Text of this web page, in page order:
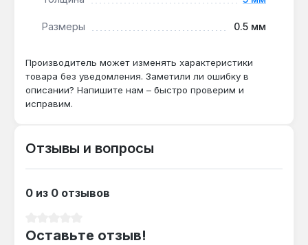
без стяжки?
Да — толщина мата 5 мм и рабочая
монтировать его непосредственно под
ламинат с использованием подложки, без
увеличения высоты пола более чем на 10 мм.
напряжения допустим для работы?
1800 Вт сохраняется в пределах 5 %, что не
Размеры 0.5 мм
Производитель может изменять характеристики
товара без уведомления. Заметили ли ошибку в
описании? Напишите нам – быстро проверим и
исправим.
Отзывы и вопросы
0 из 0 отзывов
Оставьте отзыв!